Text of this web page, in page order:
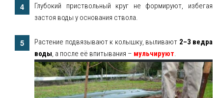
Глубокий приствольный круг не формируют, избегая
застоя воды у основания ствола.
Растение подвязывают к колышку, выливают 2–3 ведра
воды , а после её впитывания – мульчируют